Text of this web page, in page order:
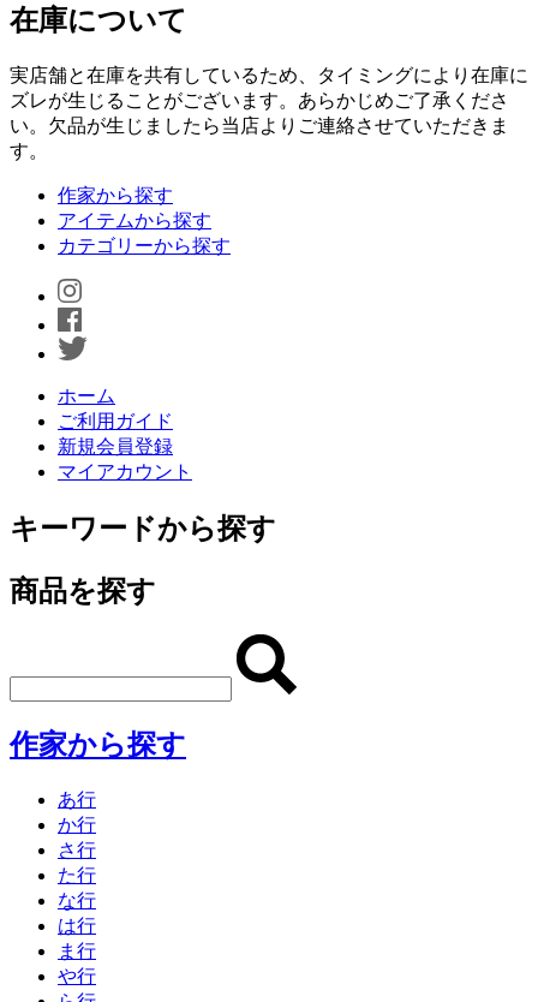
在庫について
実店舗と在庫を共有しているため、タイミングにより在庫に
ズレが生じることがございます。あらかじめご了承くださ
い。欠品が生じましたら当店よりご連絡させていただきま
す。
作家から探す
アイテムから探す
カテゴリーから探す
ホーム
ご利用ガイド
新規会員登録
マイアカウント
キーワードから探す
商品を探す
作家から探す
あ行
か行
さ行
た行
な行
は行
ま行
や行